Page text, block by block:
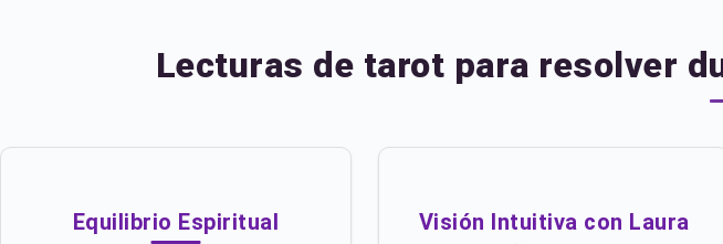
Lecturas de tarot para resolver
Equilibrio Espiritual
Visión Intuitiva con Laura